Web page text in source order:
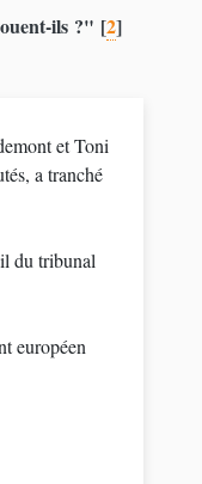
ils ?" [2]
et Toni
a tranché
du tribunal
européen